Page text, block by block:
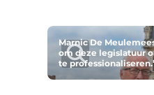
Direct contact
Evenement
Marnic De
om deze legislatuur
te